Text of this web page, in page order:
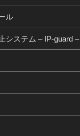
ル
システム – IP-guard –